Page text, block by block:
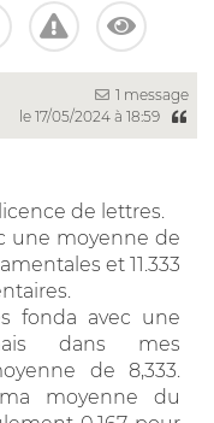
1 message
le 17/05/2024 à 18:59
de lettres.
une moyenne de
et 11.333
fonda avec une
dans mes
de 8,333.
moyenne du